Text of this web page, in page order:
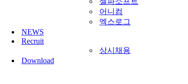
어니컴
엑스로그
NEWS
Recruit
상시채용
Download